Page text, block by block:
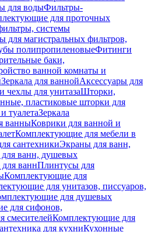
для водыФильтры-
для проточных
системы
для магистральных фильтров,
полипропиленовыеФитинги
баки,
ванной комнаты и
Зеркала для ваннойАксессуары для
чехлы для унитазаШторки,
пластиковые шторки для
туалетаЗеркала
ванныКоврики для ванной и
Комплектующие для мебели в
сантехникиЭкраны для ванн,
ванн, душевых
ваннПлинтусы для
Комплектующие для
для унитазов, писсуаров,
для душевых
для сифонов,
смесителейКомплектующие для
для кухниКухонные